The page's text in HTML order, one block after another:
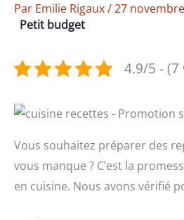
Par Emilie Rigaux/27
Petit budget
4.9/5 - (7
Vous souhaitez préparer des
vous manque ? C’est la
en cuisine. Nous avons vérifié